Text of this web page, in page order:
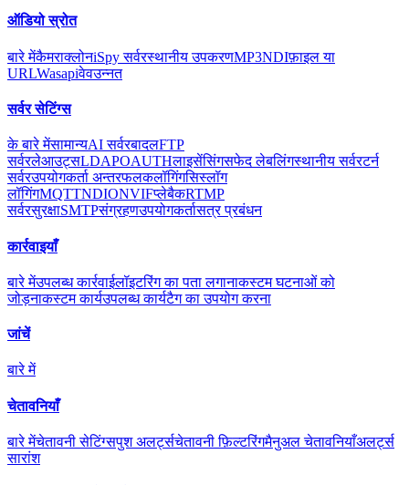
ऑडियो स्रोत
बारे मेंकैमराक्लोनiSpy सर्वरस्थानीय उपकरणMP3NDIफ़ाइल या
URLWasapiवेवउन्नत
सर्वर सेटिंग्स
के बारे मेंसामान्यAI सर्वरबादलFTP
सर्वरलेआउट्सLDAPOAUTHलाइसेंसिंगसफेद लेबलिंगस्थानीय सर्वरटर्न
सर्वरउपयोगकर्ता अन्तरफलकलॉगिंगसिस्लॉग
लॉगिंगMQTTNDIONVIFप्लेबैकRTMP
सर्वरसुरक्षाSMTPसंग्रहणउपयोगकर्तासत्र प्रबंधन
कार्रवाइयाँ
बारे मेंउपलब्ध कार्रवाईलॉइटरिंग का पता लगानाकस्टम घटनाओं को
जोड़नाकस्टम कार्यउपलब्ध कार्यटैग का उपयोग करना
जांचें
बारे में
चेतावनियाँ
बारे मेंचेतावनी सेटिंग्सपुश अलर्ट्सचेतावनी फ़िल्टरिंगमैनुअल चेतावनियाँअलर्ट्स
सारांश